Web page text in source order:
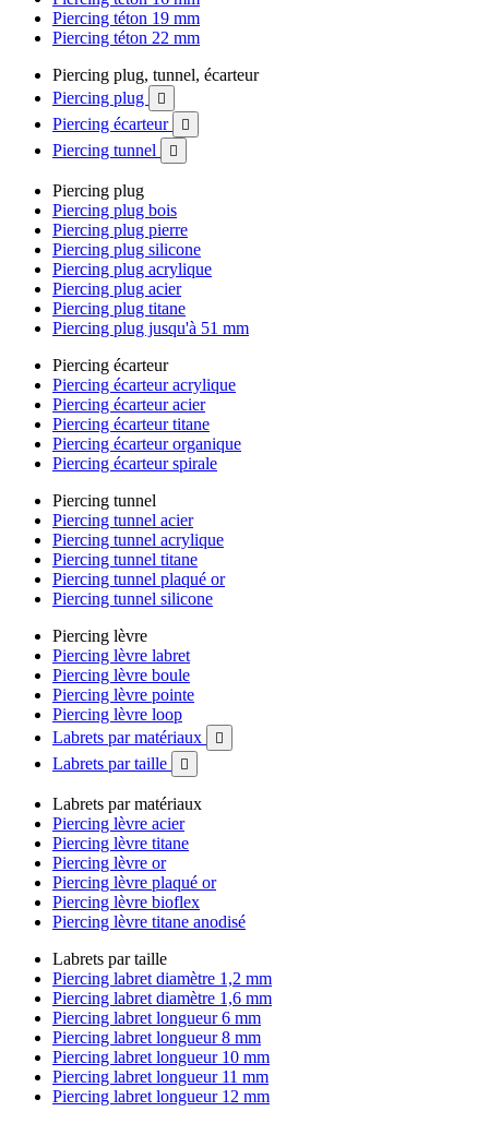
Piercing téton 19 mm
Piercing téton 22 mm
Piercing plug, tunnel, écarteur
Piercing plug

Piercing écarteur 
Piercing tunnel 
Piercing plug
Piercing plug bois
Piercing plug pierre
Piercing plug silicone
Piercing plug acrylique
Piercing plug acier
Piercing plug titane
Piercing plug jusqu'à 51 mm
Piercing écarteur
Piercing écarteur acrylique
Piercing écarteur acier
Piercing écarteur titane
Piercing écarteur organique
Piercing écarteur spirale
Piercing tunnel
Piercing tunnel acier
Piercing tunnel acrylique
Piercing tunnel titane
Piercing tunnel plaqué or
Piercing tunnel silicone
Piercing lèvre
Piercing lèvre labret
Piercing lèvre boule
Piercing lèvre pointe
Piercing lèvre loop
Labrets par matériaux

Labrets par taille 
Labrets par matériaux
Piercing lèvre acier
Piercing lèvre titane
Piercing lèvre or
Piercing lèvre plaqué or
Piercing lèvre bioflex
Piercing lèvre titane anodisé
Labrets par taille
Piercing labret diamètre 1,2 mm
Piercing labret diamètre 1,6 mm
Piercing labret longueur 6 mm
Piercing labret longueur 8 mm
Piercing labret longueur 10 mm
Piercing labret longueur 11 mm
Piercing labret longueur 12 mm